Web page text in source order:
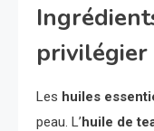
privilégier
Les huiles
peau. L’huile de